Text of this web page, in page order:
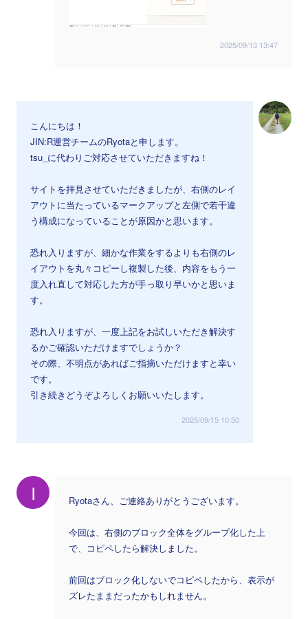
2025/09/13 13:47
こんにちは！
JIN:R運営チームのRyotaと申します。
tsu_に代わりご対応させていただきますね！
サイトを拝見させていただきましたが、右側のレイ
アウトに当たっているマークアップと左側で若干違
う構成になっていることが原因かと思います。
恐れ入りますが、細かな作業をするよりも右側のレ
イアウトを丸々コピーし複製した後、内容をもう一
度入れ直して対応した方が手っ取り早いかと思いま
す。
恐れ入りますが、一度上記をお試しいただき解決す
るかご確認いただけますでしょうか？
その際、不明点があればご指摘いただけますと幸い
です。
引き続きどうぞよろしくお願いいたします。
2025/09/15 10:50
I Ryotaさん、ご連絡ありがとうございます。
今回は、右側のブロック全体をグループ化した上
で、コピペしたら解決しました。
前回はブロック化しないでコピペしたから、表示が
ズレたままだったかもしれません。